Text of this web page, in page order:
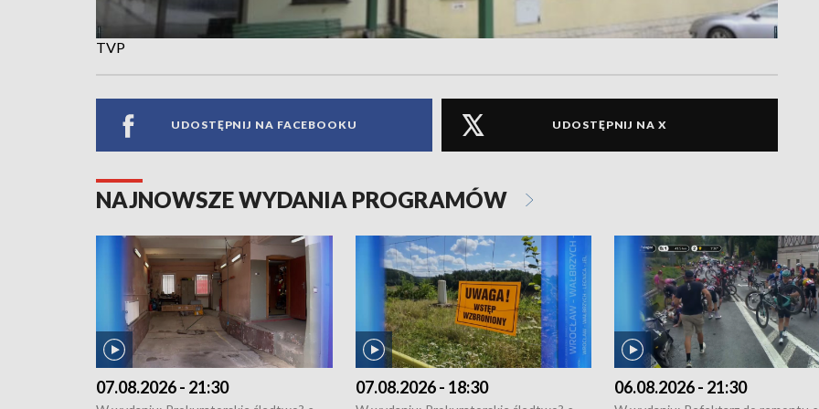
TVP
UDOSTĘPNIJ NA FACEBOOKU UDOSTĘPNIJ NA X
NAJNOWSZE WYDANIA PROGRAMÓW
07.08.2026 - 21:30 07.08.2026 - 18:30 06.08.2026 - 21:30